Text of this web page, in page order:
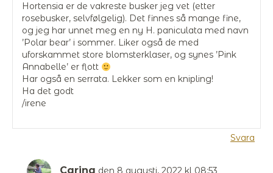
Hortensia er de vakreste busker jeg vet (etter
rosebusker, selvfølgelig). Det finnes så mange fine,
og jeg har unnet meg en ny H. paniculata med navn
’Polar bear’ i sommer. Liker også de med
uforskammet store blomsterklaser, og synes ’Pink
Annabelle’ er flott
Har også en serrata. Lekker som en knipling!
Ha det godt
/irene
Svara
Carina den 8 augusti, 2022 kl 08:53